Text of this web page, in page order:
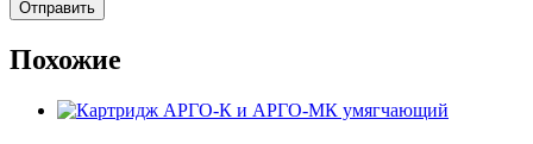
Похожие